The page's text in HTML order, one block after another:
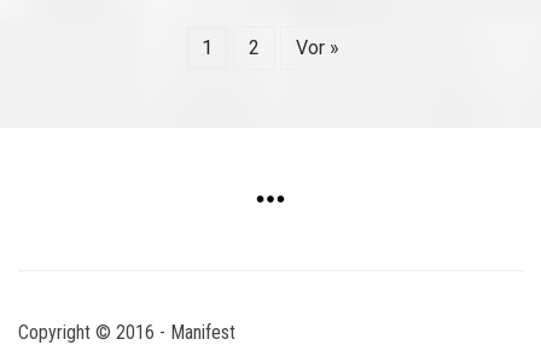
1 2 Vor »
Copyright © 2016 - Manifest